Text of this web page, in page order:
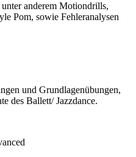
anderem Motiondrills,
Pom, sowie Fehleranalysen
und Grundlagenübungen,
des Ballett/ Jazzdance.